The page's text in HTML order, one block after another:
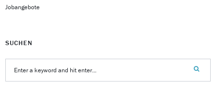
Jobangebote
SUCHEN